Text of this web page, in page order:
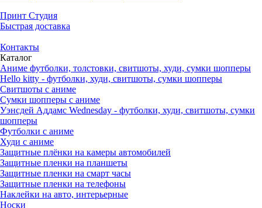
Принт Студия
Быстрая доставка
Контакты
Каталог
Аниме футболки, толстовки, свитшоты, худи, сумки шопперы
Hello kitty - футболки, худи, свитшоты, сумки шопперы
Свитшоты с аниме
Сумки шопперы с аниме
Уэнсдей Аддамс Wednesday - футболки, худи, свитшоты, сумки
шопперы
Футболки с аниме
Худи с аниме
Защитные плёнки на камеры автомобилей
Защитные пленки на планшеты
Защитные пленки на смарт часы
Защитные пленки на телефоны
Наклейки на авто, интерьерные
Носки